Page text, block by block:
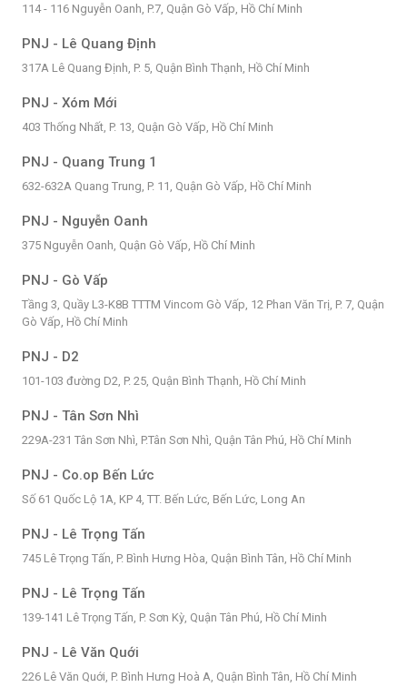
114 - 116 Nguyễn Oanh, P.7, Quận Gò Vấp, Hồ Chí Minh
PNJ - Lê Quang Định
317A Lê Quang Định, P. 5, Quận Bình Thạnh, Hồ Chí Minh
PNJ - Xóm Mới
403 Thống Nhất, P. 13, Quận Gò Vấp, Hồ Chí Minh
PNJ - Quang Trung 1
632-632A Quang Trung, P. 11, Quận Gò Vấp, Hồ Chí Minh
PNJ - Nguyễn Oanh
375 Nguyễn Oanh, Quận Gò Vấp, Hồ Chí Minh
PNJ - Gò Vấp
Tầng 3, Quầy L3-K8B TTTM Vincom Gò Vấp, 12 Phan Văn Trị, P. 7, Quận
Gò Vấp, Hồ Chí Minh
PNJ - D2
101-103 đường D2, P. 25, Quận Bình Thạnh, Hồ Chí Minh
PNJ - Tân Sơn Nhì
229A-231 Tân Sơn Nhì, P.Tân Sơn Nhì, Quận Tân Phú, Hồ Chí Minh
PNJ - Co.op Bến Lức
Số 61 Quốc Lộ 1A, KP 4, TT. Bến Lức, Bến Lức, Long An
PNJ - Lê Trọng Tấn
745 Lê Trọng Tấn, P. Bình Hưng Hòa, Quận Bình Tân, Hồ Chí Minh
PNJ - Lê Trọng Tấn
139-141 Lê Trọng Tấn, P. Sơn Kỳ, Quận Tân Phú, Hồ Chí Minh
PNJ - Lê Văn Quới
226 Lê Văn Quới, P. Bình Hưng Hoà A, Quận Bình Tân, Hồ Chí Minh